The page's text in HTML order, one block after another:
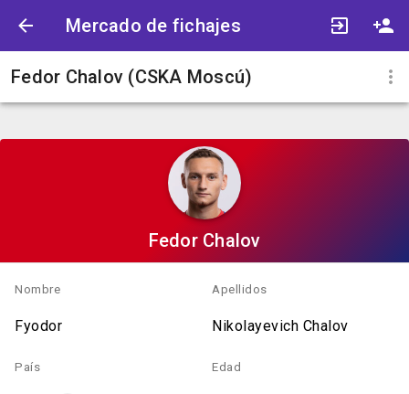
Mercado de fichajes
Fedor Chalov (CSKA Moscú)
Fedor Chalov
Nombre
Fyodor
Apellidos
Nikolayevich Chalov
País Edad